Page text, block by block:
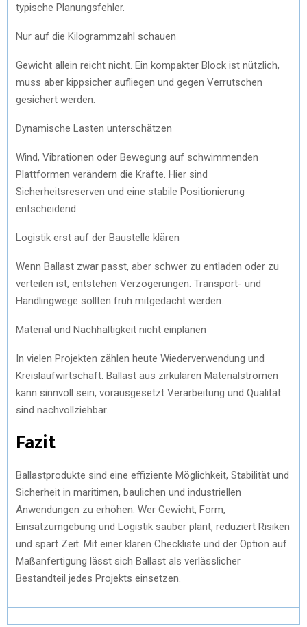
typische Planungsfehler.
Nur auf die Kilogrammzahl schauen
Gewicht allein reicht nicht. Ein kompakter Block ist nützlich,
muss aber kippsicher aufliegen und gegen Verrutschen
gesichert werden.
Dynamische Lasten unterschätzen
Wind, Vibrationen oder Bewegung auf schwimmenden
Plattformen verändern die Kräfte. Hier sind
Sicherheitsreserven und eine stabile Positionierung
entscheidend.
Logistik erst auf der Baustelle klären
Wenn Ballast zwar passt, aber schwer zu entladen oder zu
verteilen ist, entstehen Verzögerungen. Transport- und
Handlingwege sollten früh mitgedacht werden.
Material und Nachhaltigkeit nicht einplanen
In vielen Projekten zählen heute Wiederverwendung und
Kreislaufwirtschaft. Ballast aus zirkulären Materialströmen
kann sinnvoll sein, vorausgesetzt Verarbeitung und Qualität
sind nachvollziehbar.
Fazit
Ballastprodukte sind eine effiziente Möglichkeit, Stabilität und
Sicherheit in maritimen, baulichen und industriellen
Anwendungen zu erhöhen. Wer Gewicht, Form,
Einsatzumgebung und Logistik sauber plant, reduziert Risiken
und spart Zeit. Mit einer klaren Checkliste und der Option auf
Maßanfertigung lässt sich Ballast als verlässlicher
Bestandteil jedes Projekts einsetzen.